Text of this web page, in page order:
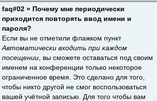
faq#02 » Почему мне периодически
приходится повторять ввод имени и
пароля?
Если вы не отметили флажком пункт
Автоматически входить при каждом
посещении , вы сможете оставаться под своим
именем на конференции только некоторое
ограниченное время. Это сделано для того,
чтобы никто другой не смог воспользоваться
вашей учётной записью. Для того чтобы вам